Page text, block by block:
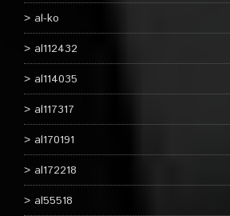
al-ko
al112432
al114035
al117317
al170191
al172218
al55518